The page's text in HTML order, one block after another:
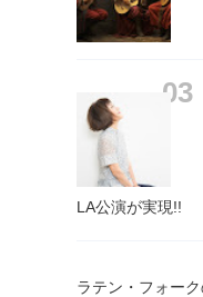
LA公演が実現!!
ラテン・フォー